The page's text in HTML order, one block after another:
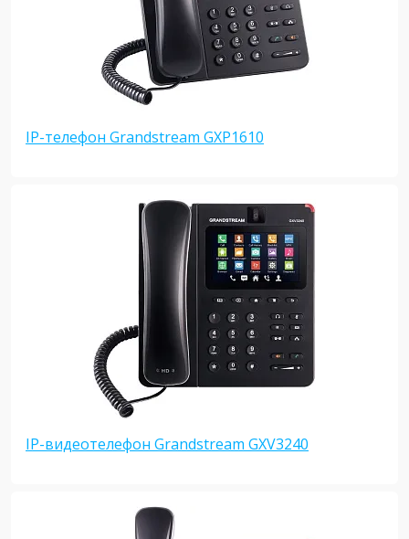
IP-телефон Grandstream GXP1610
IP-видеотелефон Grandstream GXV3240